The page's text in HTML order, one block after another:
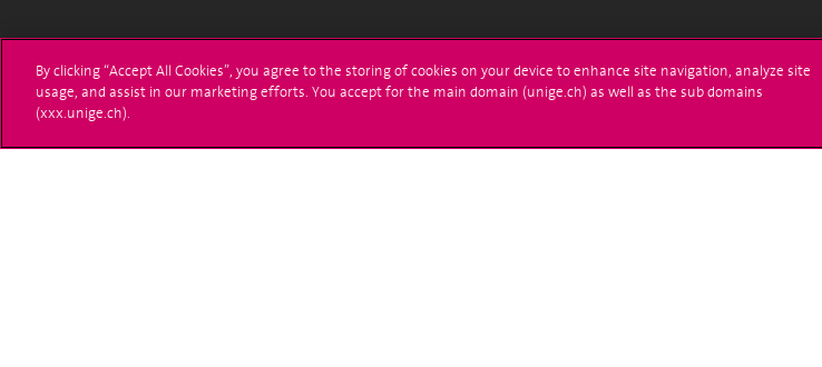
24 rue du Général-Dufour
1211 Genève 4
T. +41 (0)22 379 71 11
Immatriculations
Démarches administratives Médias
By clicking “Accept All Cookies”, you agree to the storing of cookies on your device to enhance site navigation, analyze site
usage, and assist in our marketing efforts. You accept for the main domain (unige.ch) as well as the sub domains
(xxx.unige.ch).